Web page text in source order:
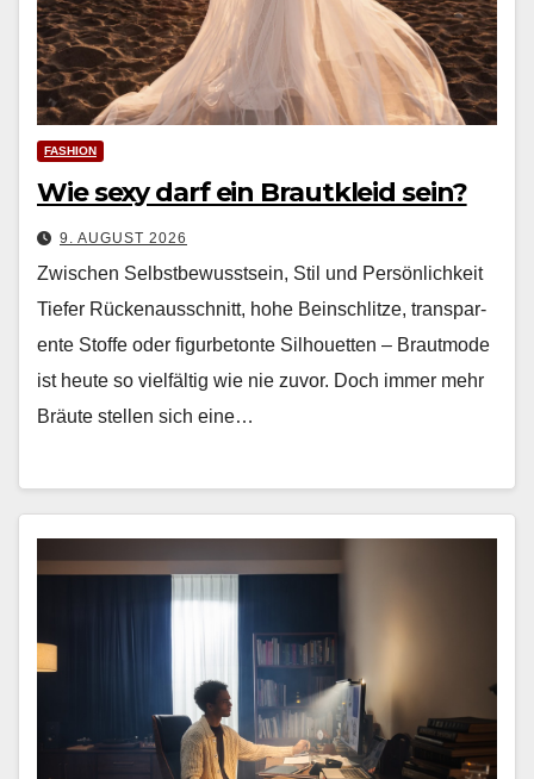
FASHION
Wie sexy darf ein Brautkleid sein?
9. AUGUST 2026
Zwischen Selbstbewusstsein, Stil und Persönlichkeit
Tiefer Rück­e­nauss­chnitt, hohe Bein­schlitze, trans­par­
ente Stoffe oder fig­urbe­tonte Sil­hou­et­ten – Braut­mode
ist heute so vielfältig wie nie zuvor. Doch immer mehr
Bräute stellen sich eine…